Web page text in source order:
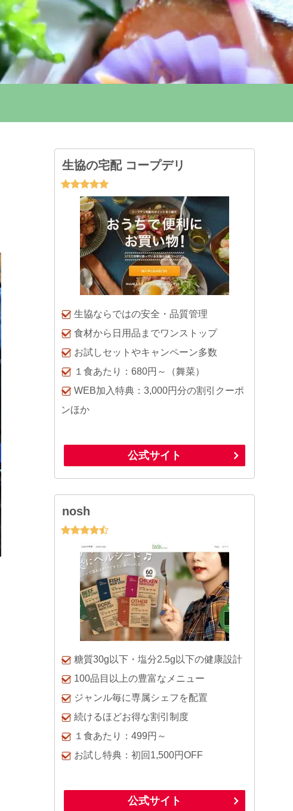
生協の宅配 コープデリ
生協ならではの安全・品質管理
食材から日用品までワンストップ
お試しセットやキャンペーン多数
１食あたり：680円～（舞菜）
WEB加入特典：3,000円分の割引クーポ
ンほか
公式サイト
nosh
糖質30g以下・塩分2.5g以下の健康設計
100品目以上の豊富なメニュー
ジャンル毎に専属シェフを配置
続けるほどお得な割引制度
１食あたり：499円～
お試し特典：初回1,500円OFF
公式サイト